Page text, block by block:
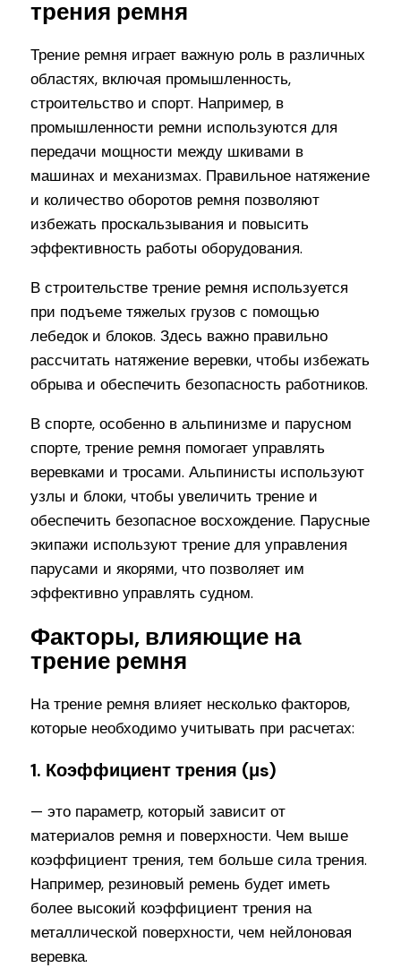
трения ремня
Трение ремня играет важную роль в различных
областях, включая промышленность,
строительство и спорт. Например, в
промышленности ремни используются для
передачи мощности между шкивами в
машинах и механизмах. Правильное натяжение
и количество оборотов ремня позволяют
избежать проскальзывания и повысить
эффективность работы оборудования.
В строительстве трение ремня используется
при подъеме тяжелых грузов с помощью
лебедок и блоков. Здесь важно правильно
рассчитать натяжение веревки, чтобы избежать
обрыва и обеспечить безопасность работников.
В спорте, особенно в альпинизме и парусном
спорте, трение ремня помогает управлять
веревками и тросами. Альпинисты используют
узлы и блоки, чтобы увеличить трение и
обеспечить безопасное восхождение. Парусные
экипажи используют трение для управления
парусами и якорями, что позволяет им
эффективно управлять судном.
Факторы, влияющие на
трение ремня
На трение ремня влияет несколько факторов,
которые необходимо учитывать при расчетах:
1. Коэффициент трения (μs)
— это параметр, который зависит от
материалов ремня и поверхности. Чем выше
коэффициент трения, тем больше сила трения.
Например, резиновый ремень будет иметь
более высокий коэффициент трения на
металлической поверхности, чем нейлоновая
веревка.